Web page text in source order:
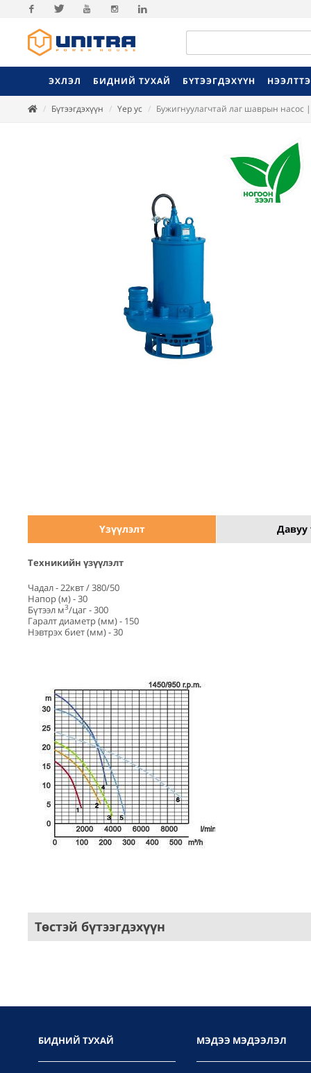
Facebook
ЭХЛЭЛ БИДНИЙ ТУХАЙ БҮТЭЭГДЭХҮҮН
Бүтээгдэхүүн Үер ус Бужигнуулагчтай лаг шаврын насос
Үзүүлэлт Давуу
Техникийн үзүүлэлт
Чадал - 22квт / 380/50
Напор (м) - 30
Бүтээл м3/цаг - 300
Гаралт диаметр (мм) - 150
Нэвтрэх биет (мм) - 30
Төстэй бүтээгдэхүүн
БИДНИЙ ТУХАЙ МЭДЭЭ МЭДЭЭЛЭЛ